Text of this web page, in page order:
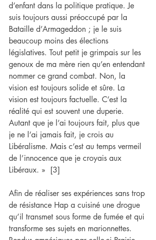
d’enfant dans la politique pratique. Je
suis toujours aussi préoccupé par la
Bataille d’Armageddon ; je le suis
beaucoup moins des élections
législatives. Tout petit je grimpais sur les
genoux de ma mère rien qu’en entendant
nommer ce grand combat. Non, la
vision est toujours solide et sûre. La
vision est toujours factuelle. C’est la
réalité qui est souvent une duperie.
Autant que je l’ai toujours fait, plus que
je ne l’ai jamais fait, je crois au
Libéralisme. Mais c’est au temps vermeil
de l’innocence que je croyais aux
Libéraux. »  [3]
Afin de réaliser ses expériences sans trop
de résistance Hap a cuisiné une drogue
qu’il transmet sous forme de fumée et qui
transforme ses sujets en marionnettes.